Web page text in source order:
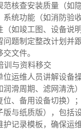
范核查安装质量（如
统功能（如消防验
（如竣工图、设备说
问题制定整改计划并
文件。
训与资料移交
位运维人员讲解设备
润滑周期、滤网清洗
位、备用设备切换）
版与纸质版），包括
护记录模板，确保运